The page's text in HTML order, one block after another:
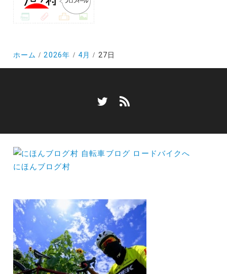
ホーム 2026年 4月 27日
にほんブログ村